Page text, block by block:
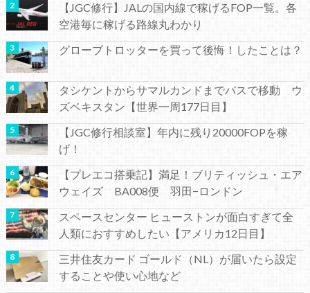
【JGC修行】JALの国内線で稼げるFOP一覧。各
空港毎に稼げる路線丸わかり
グローブトロッターを買って後悔！したことは？
タシケントからサマルカンドまでバスで移動 ウ
ズベキスタン【世界一周177日目】
【JGC修行相談室】年内に残り20000FOPを稼
げ！
【プレエコ搭乗記】満足！ブリティッシュ・エア
ウェイズ BA008便 羽田−ロンドン
スペースセンター ヒューストンが面白すぎて全
人類におすすめしたい【アメリカ12日目】
三井住友カード ゴールド（NL）が届いたら設定
することや使い心地など